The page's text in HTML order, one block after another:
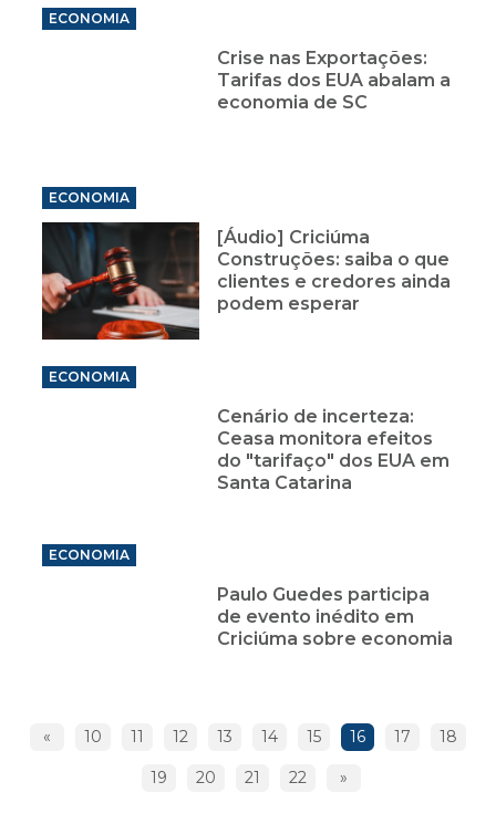
ECONOMIA
Crise nas Exportações:
Tarifas dos EUA abalam a
economia de SC
ECONOMIA
[Áudio] Criciúma
Construções: saiba o que
clientes e credores ainda
podem esperar
ECONOMIA
Cenário de incerteza:
Ceasa monitora efeitos
do "tarifaço" dos EUA em
Santa Catarina
ECONOMIA
Paulo Guedes participa
de evento inédito em
Criciúma sobre economia
« 10 11 12 13 14 15 16 17 18
19 20 21 22 »